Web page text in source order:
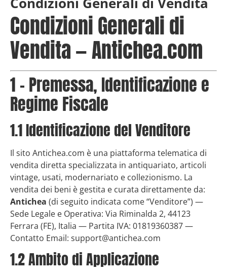
Condizioni Generali di
Vendita — Antichea.com
1 – Premessa, Identificazione e
Regime Fiscale
1.1 Identificazione del Venditore
Il sito Antichea.com è una piattaforma telematica di
vendita diretta specializzata in antiquariato, articoli
vintage, usati, modernariato e collezionismo. La
vendita dei beni è gestita e curata direttamente da:
Antichea (di seguito indicata come “Venditore”) —
Sede Legale e Operativa: Via Riminalda 2, 44123
Ferrara (FE), Italia — Partita IVA: 01819360387 —
Contatto Email: support@antichea.com
1.2 Ambito di Applicazione